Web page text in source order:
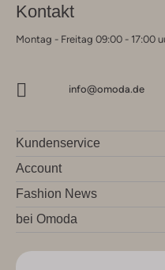
Kontakt
Montag - Freitag 09:00 - 17:00
info@omoda.de
Kundenservice
Account
Fashion News
bei Omoda